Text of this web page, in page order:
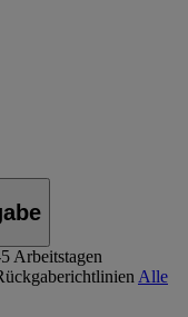
Arbeitstagen
Alle